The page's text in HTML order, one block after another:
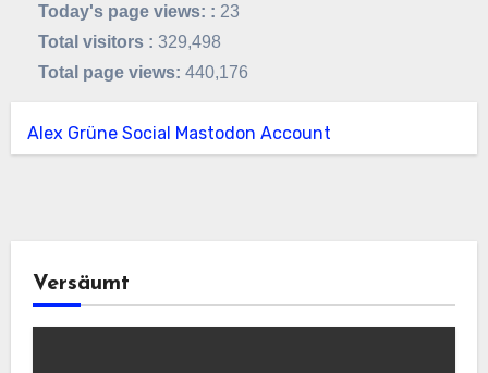
Today's page views: : 23
Total visitors :329,498
Total page views:440,176
Alex Grüne Social Mastodon Account
Versäumt